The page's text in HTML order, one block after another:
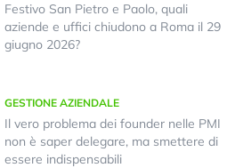
Festivo San Pietro e Paolo, quali
aziende e uffici chiudono a Roma il 29
giugno 2026?
GESTIONE AZIENDALE
Il vero problema dei founder nelle PMI
non è saper delegare, ma smettere di
essere indispensabili